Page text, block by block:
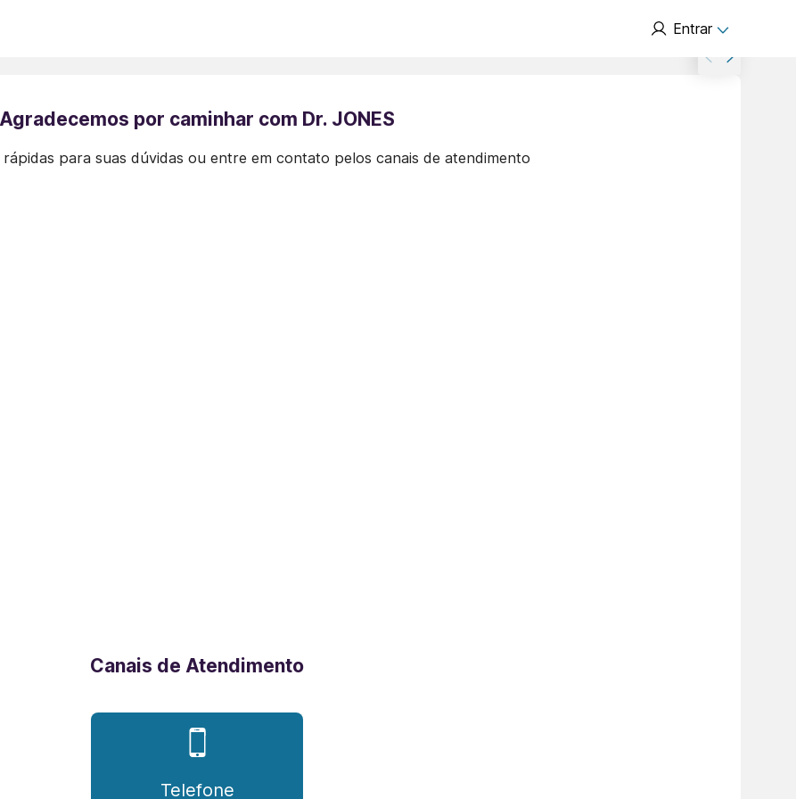
Entrar
Agradecemos por caminhar com Dr. JONES
para suas dúvidas ou entre em contato pelos canais de atendimento
Canais de Atendimento
Telefone